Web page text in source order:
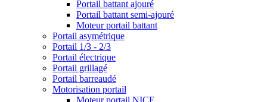
Portail battant ajouré
Portail battant semi-ajouré
Moteur portail battant
Portail asymétrique
Portail 1/3 - 2/3
Portail électrique
Portail grillagé
Portail barreaudé
Motorisation portail
Moteur portail NICE